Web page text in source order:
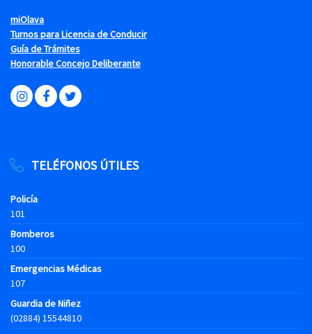
miOlava
Turnos para Licencia de Conducir
Guía de Trámites
Honorable Concejo Deliberante
TELÉFONOS ÚTILES
Policía
101
Bomberos
100
Emergencias Médicas
107
Guardia de Niñez
(02884) 15544810